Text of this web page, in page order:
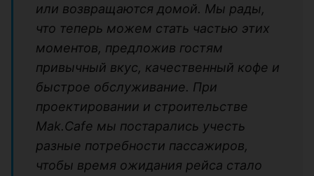
или возвращаются домой. Мы рады,
что теперь можем стать частью этих
моментов, предложив гостям
привычный вкус, качественный кофе и
быстрое обслуживание. При
проектировании и строительстве
Mak.Cafe мы постарались учесть
разные потребности пассажиров,
чтобы время ожидания рейса стало